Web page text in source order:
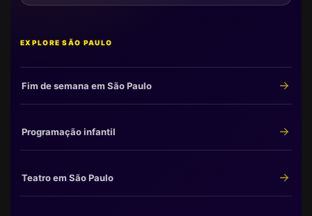
EXPLORE SÃO PAULO
Fim de semana em São Paulo
Programação infantil
Teatro em São Paulo